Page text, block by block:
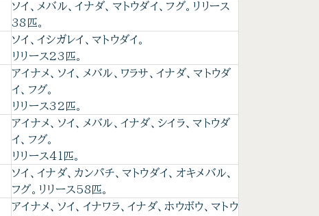
ソイ、メバル、イナダ、マトウダイ、フグ。リリース
38匹。
ソイ、イシガレイ、マトウダイ。
リリース23匹。
アイナメ、ソイ、メバル、ワラサ、イナダ、マトウダ
イ、フグ。
リリース32匹。
アイナメ、ソイ、メバル、イナダ、シイラ、マトウダ
イ、フグ。
リリース41匹。
ソイ、イナダ、カンパチ、マトウダイ、オキメバル、
フグ。リリース58匹。
アイナメ、ソイ、イナワラ、イナダ、ホウボウ、マトウ